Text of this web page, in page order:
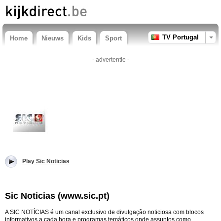
Home Nieuws Kids Sport TV Portugal
- advertentie -
Play Sic Noticias
Sic Noticias (www.sic.pt)
A SIC NOTÍCIAS é um canal exclusivo de divulgação noticiosa com blocos
informativos a cada hora e programas temáticos onde assuntos como